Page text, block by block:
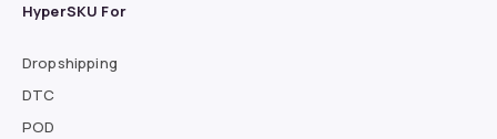
HyperSKU For
Dropshipping
DTC
POD